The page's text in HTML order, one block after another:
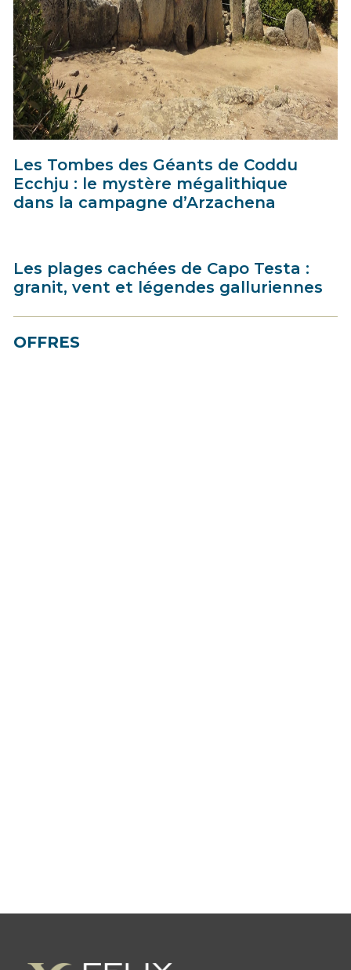
Les Tombes des Géants de Coddu
Ecchju : le mystère mégalithique
dans la campagne d’Arzachena
Les plages cachées de Capo Testa :
granit, vent et légendes galluriennes
OFFRES